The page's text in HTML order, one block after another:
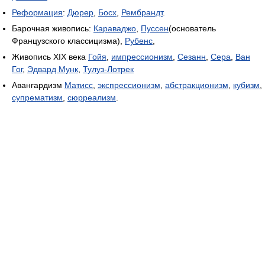
Реформация: Дюрер Босх Рембрандт.
Барочная живопись: Караваджо Пуссен(основатель
Французского классицизма), Рубенс
Живопись XIX века Гойя импрессионизм Сезанн Сера
Ван
Гог, Эдвард Мунк Тулуз-Лотрек
Авангардизм Матисс экспрессионизм абстракционизм кубизм
супрематизм сюрреализм